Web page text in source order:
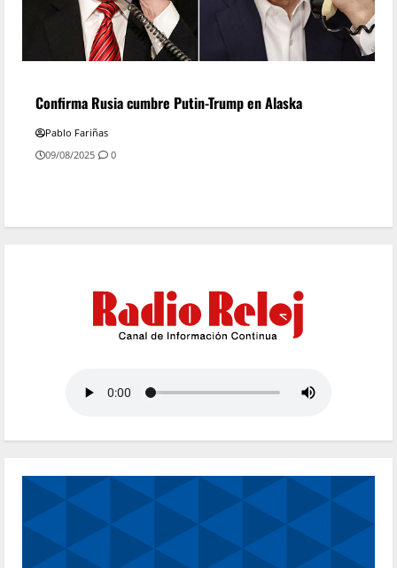
Confirma Rusia cumbre Putin-Trump en Alaska
Pablo Fariñas
09/08/2025
0